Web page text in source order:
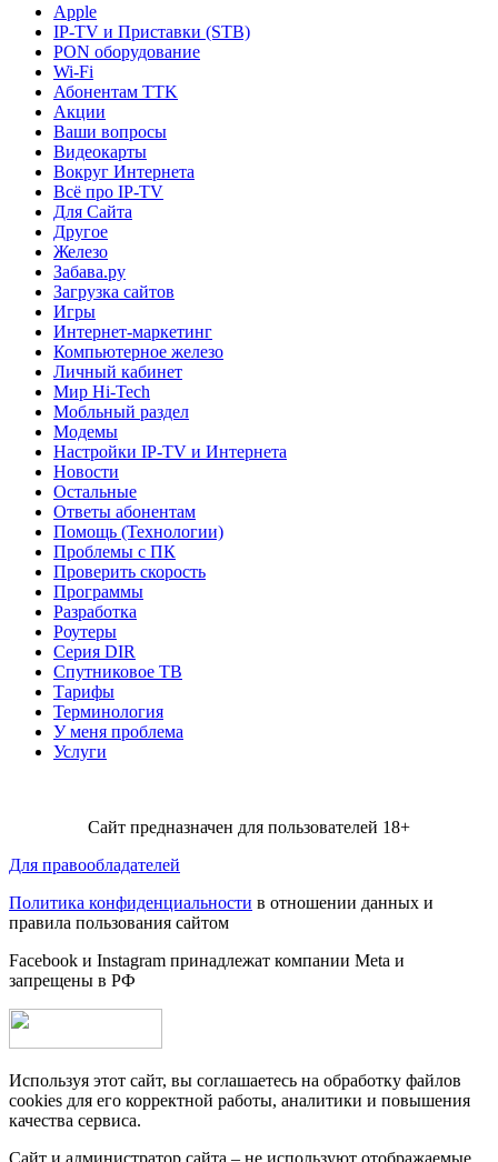
Apple
IP-TV и Приставки (STB)
PON оборудование
Wi-Fi
Абонентам TTK
Акции
Ваши вопросы
Видеокарты
Вокруг Интернета
Всё про IP-TV
Для Сайта
Другое
Железо
Забава.ру
Загрузка сайтов
Игры
Интернет-маркетинг
Компьютерное железо
Личный кабинет
Мир Hi-Tech
Мобльный раздел
Модемы
Настройки IP-TV и Интернета
Новости
Остальные
Ответы абонентам
Помощь (Технологии)
Проблемы с ПК
Проверить скорость
Программы
Разработка
Роутеры
Серия DIR
Спутниковое ТВ
Тарифы
Терминология
У меня проблема
Услуги
Сайт предназначен для пользователей 18+
Для правообладателей
Политика конфиденциальности в отношении данных и
правила пользования сайтом
Facebook и Instagram принадлежат компании Metа и
запрещены в РФ
Используя этот сайт, вы соглашаетесь на обработку файлов
cookies для его корректной работы, аналитики и повышения
качества сервиса.
Сайт и администратор сайта – не используют отображаемые